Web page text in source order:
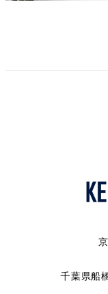
千葉県船